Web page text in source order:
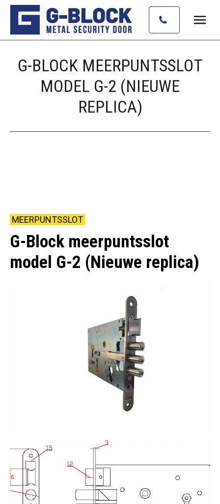
G-BLOCK MEERPUNTSSLOT
MODEL G-2 (NIEUWE
REPLICA)
MEERPUNTSSLOT
G-Block meerpuntsslot
model G-2 (Nieuwe replica)